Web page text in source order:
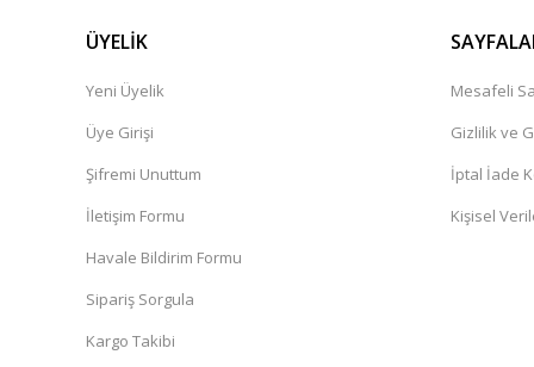
ÜYELİK
Yeni Üyelik
Üye Girişi
Şifremi Unuttum
İletişim Formu
Havale Bildirim Formu
Sipariş Sorgula
Kargo Takibi
Mesafeli
Gizlilik ve
İptal İade
Kişisel